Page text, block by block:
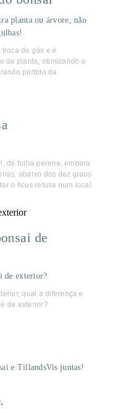
planta ou árvore, não
de gás e é
da planta, otimizando a
partido da
de folha perene, embora
abaixo dos dez graus
o ficus retusa num local
de
de exterior?
qual a diferença e
de exterior?
e TillandsVis juntas!